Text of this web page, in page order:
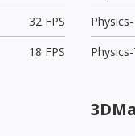
32 FPS
18 FPS